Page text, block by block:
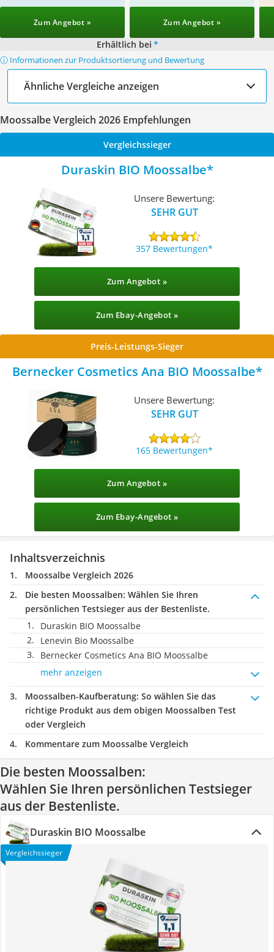
Zum Angebot » Zum Angebot »
Erhältlich bei *
ⓘ Informationen zur Produktsortierung und Bewertung
Ähnliche Vergleiche anzeigen
Moossalbe Vergleich 2026 Empfehlungen
Vergleichssieger
Duraskin BIO Moossalbe
Unsere Bewertung:
SEHR GUT
357 Bewertungen
Zum Angebot »
Zum Ebay-Angebot »
Preis-Leistungs-Sieger
‎Bernecker Cosmetics Ana BIO Moossalbe
Unsere Bewertung:
SEHR GUT
165 Bewertungen
Zum Angebot »
Zum Ebay-Angebot »
Inhaltsverzeichnis
Moossalbe Vergleich 2026
Die besten Moossalben: Wählen Sie Ihren
persönlichen Testsieger aus der Bestenliste.
Duraskin BIO Moossalbe
Lenevin Bio Moossalbe
‎Bernecker Cosmetics Ana BIO Moossalbe
mehr anzeigen
Moossalben-Kaufberatung: So wählen Sie das
richtige Produkt aus dem obigen Moossalben Test
oder Vergleich
Kommentare zum Moossalbe Vergleich
Die besten Moossalben:
Wählen Sie Ihren persönlichen Testsieger
aus der Bestenliste.
Duraskin BIO Moossalbe
Vergleichssieger